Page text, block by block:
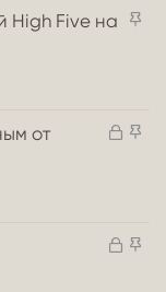
З
п
High Five на
З
т
З
п
от
З
З